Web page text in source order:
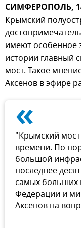
СИМФЕРОПОЛЬ,
Крымский
имеют особенное
истории главный
мост. Такое
Аксенов в эфире
«
"Крымский
времени. По
большой
последнее
самых больших
Федерации и
Аксенов на